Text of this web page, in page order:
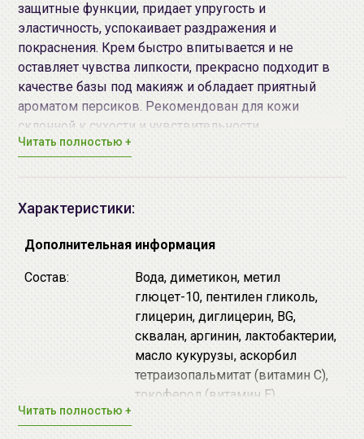
защитные функции, придает упругость и
эластичность, успокаивает раздражения и
покраснения. Крем быстро впитывается и не
оставляет чувства липкости, прекрасно подходит в
качестве базы под макияж и обладает приятный
ароматом персиков. Рекомендован для кожи
склонной к сухости и чувствительности.
Пробиотики - поддерживает жизнедеятельность
воспалениями, предупреждает появление
чувствительность кожи, уменьшают проявления
свойствами.
Церамиды (керамиды) - являются основным
структурным элементом гидролипидного слоя
кожи, способствуют заживлению повреждений,
предотвращают потерю влаги, восстанавливают
защитный барьер кожи, придают упругость и
Витамин E (токоферол) - способствует
Читать полностью +
Характеристики:
Дополнительная информация
Состав:
Вода, диметикон, метил
глюцет-10, пентилен гликоль,
глицерин, диглицерин, BG,
сквалан, аргинин, лактобактерии,
масло кукурузы, аскорбил
тетраизопальмитат (витамин С),
токоферол (витамин Е),
Читать полностью +